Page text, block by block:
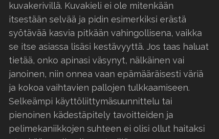
kuvakerivillä. Kuvakieli ei ole mitenkään
itsestään selvää ja pidin esimerkiksi erästä
syötävää kasvia pitkään vahingollisena, vaikka
se itse asiassa lisäsi kestävyyttä. Jos taas haluat
tietää, onko apinasi väsynyt, nälkäinen vai
janoinen, niin onnea vaan epämääräisesti väriä
ja kokoa vaihtavien pallojen tulkkaamiseen.
Selkeämpi käyttöliittymäsuunnittelu tai
pienoinen kädestäpitely tavoitteiden ja
pelimekaniikkojen suhteen ei olisi ollut haitaksi